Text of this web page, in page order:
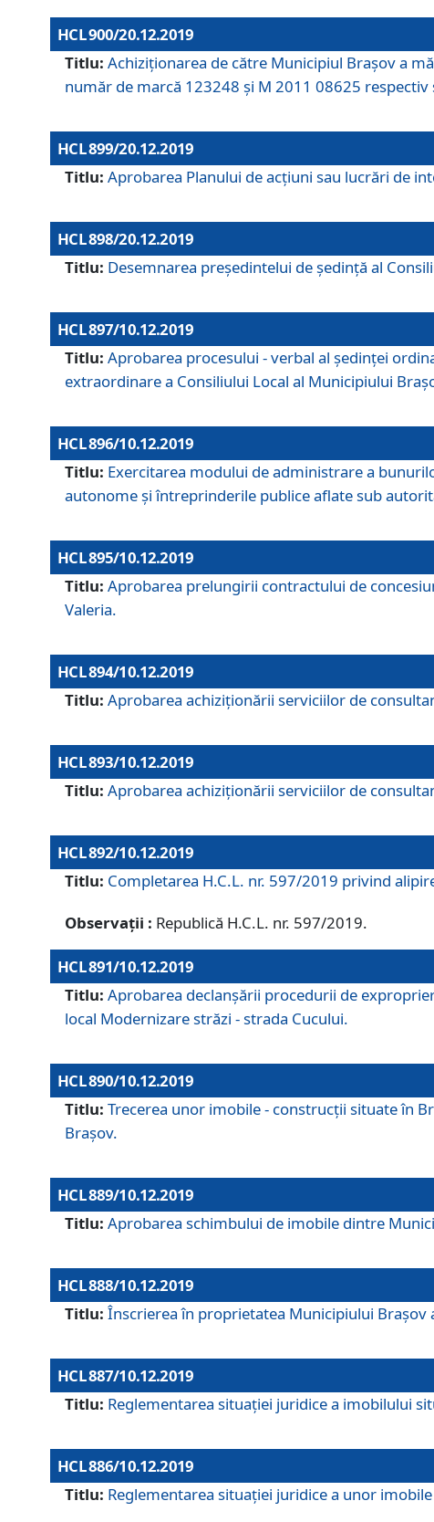
HCL 900/20.12.2019
Titlu: Achiziționarea de către Municipiul Brașov a
număr de marcă 123248 și M 2011 08625
HCL 899/20.12.2019
Titlu: Aprobarea Planului de acţiuni sau lucrări de
HCL 898/20.12.2019
Titlu: Desemnarea preşedintelui de şedinţă al
HCL 897/10.12.2019
Titlu: Aprobarea procesului - verbal al şedinţei
extraordinare a Consiliului Local al Municipiului
HCL 896/10.12.2019
Titlu: Exercitarea modului de administrare a
autonome și întreprinderile publice aflate sub
HCL 895/10.12.2019
Titlu: Aprobarea prelungirii contractului de
Valeria.
HCL 894/10.12.2019
Titlu: Aprobarea achiziţionării serviciilor de
HCL 893/10.12.2019
Titlu: Aprobarea achiziţionării serviciilor de
HCL 892/10.12.2019
Titlu: Completarea H.C.L. nr. 597/2019 privind
Observații : Republică H.C.L. nr. 597/2019.
HCL 891/10.12.2019
Titlu: Aprobarea declanșării procedurii de
local Modernizare străzi - strada Cucului.
HCL 890/10.12.2019
Titlu: Trecerea unor imobile - construcții situate în
Brașov.
HCL 889/10.12.2019
Titlu: Aprobarea schimbului de imobile dintre
HCL 888/10.12.2019
Titlu: Înscrierea în proprietatea Municipiului
HCL 887/10.12.2019
Titlu: Reglementarea situației juridice a imobilului
HCL 886/10.12.2019
Titlu: Reglementarea situaţiei juridice a unor